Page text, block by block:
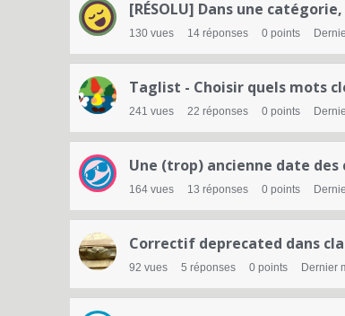
[RÉSOLU] Dans une
130 vues 14 réponses 0 points
Taglist - Choisir quels mots
241 vues 22 réponses 0 points
Une (trop) ancienne date
164 vues 13 réponses 0 points
Correctif deprecated dans
92 vues 5 réponses 0 points Dernier